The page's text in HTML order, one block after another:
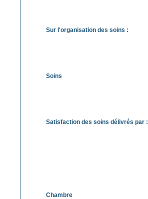
Sur l'organisation des soins :
Soins
Satisfaction des soins délivrés par :
Chambre